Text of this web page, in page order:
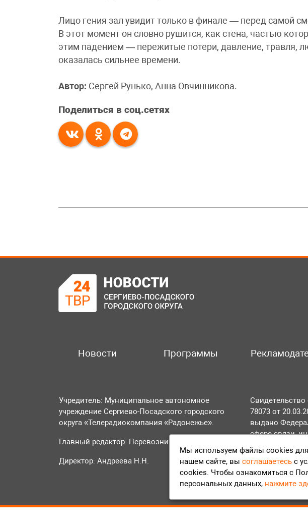
Лицо гения зал увидит только в финале — перед самой
В этот момент он словно рушится, как стена, частью
этим падением — пережитые потери, давление, травля,
оказалась сильнее времени.
Автор: Сергей Рунько, Анна Овчинникова.
Поделиться в соц.сетях
Новости Программы
Учредитель: Муниципальное автономное
учреждение Сергиево-Посадского городского
округа «Телерадиокомпания «Радонежье».
Главный редактор: Перевозникова О.А.
Директор: Андреева Н.Н.
78073 от
выдано
сфере связи,
массовых
Положение об
Согласие на
Мы используем файлы cookies для
нашем сайте, вы соглашаетесь с
cookies. Чтобы ознакомиться с
персональных данных, нажмите